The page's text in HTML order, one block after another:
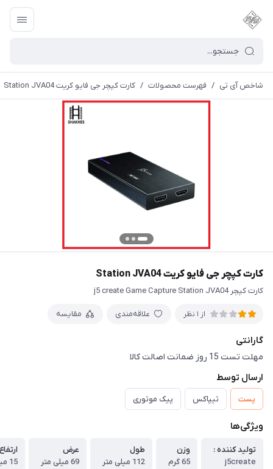
شاخص آی تی / فهرست محصولات / کارت کپچر جی فایو کریت Station JVA04
کارت کپچر جی فایو کریت Station JVA04
کارت کپچر j5 create Game Capture Station JVA04
از 1 نظر علاقه‌مندی مقایسه
گارانتی
مهلت تست 15 روز ضمانت اصالت کالا
ارسال توسط
پست تیپاکس پیک موتوری
ویژگی‌ها
تولید کننده :
j5create
وزن
65 گرم
طول
112 میلی متر
عرض
69 میلی متر
ارتفاع
15 میلی متر